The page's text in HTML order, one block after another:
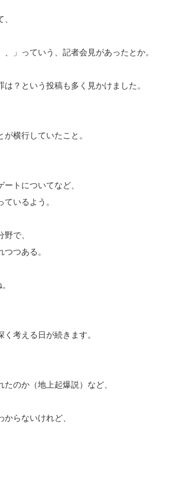
、」っていう、記者会見があったとか。
？という投稿も多く見かけました。
横行していたこと。
トについてなど、
いるよう。
で、
つある。
考える日が続きます。
のか（地上起爆説）など、
らないけれど、